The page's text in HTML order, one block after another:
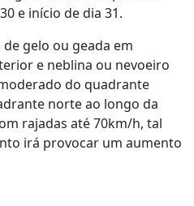
e início de dia 31.
gelo ou geada em
e neblina ou nevoeiro
do quadrante
norte ao longo da
rajadas até 70km/h, tal
irá provocar um aumento